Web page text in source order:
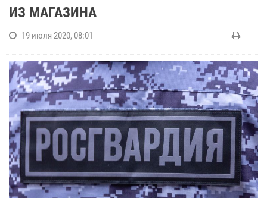
ИЗ МАГАЗИНА
19 июля 2020, 08:01